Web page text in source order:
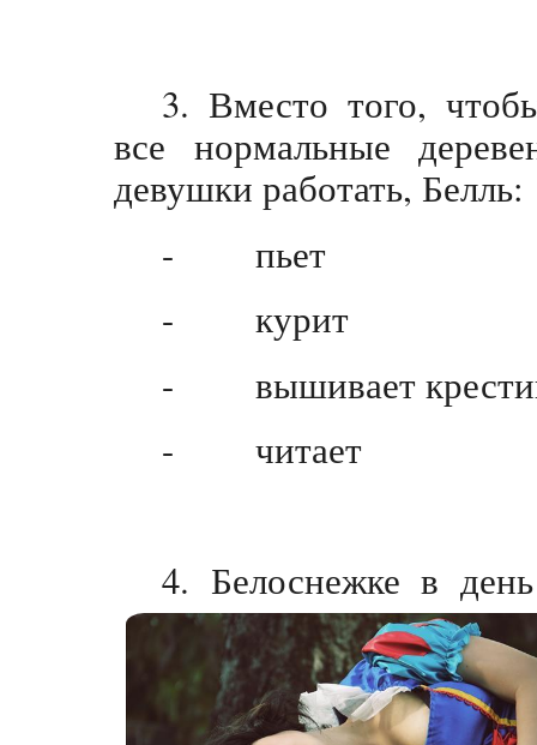
3. Вместо того,
все нормальные
девушки работать, Белль:
- пьет
- курит
- вышивает
- читает
4. Белоснежке в